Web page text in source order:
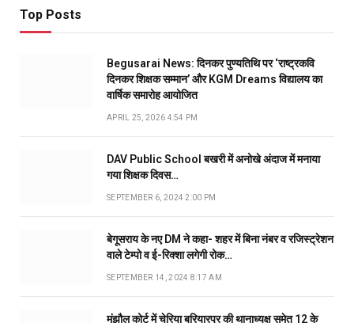
Top Posts
Begusarai News: दिनकर पुण्यतिथि पर ‘राष्ट्रकवि
दिनकर शिक्षक सम्मान’ और KGM Dreams विद्यालय का
वार्षिक समारोह आयोजित
APRIL 25, 2026 4:54 PM
DAV Public School बखरी में अनोखे अंदाज में मनाया
गया शिक्षक दिवस…
SEPTEMBER 6, 2024 2:00 PM
बेगूसराय के नए DM ने कहा- शहर में बिना नंबर व रजिस्ट्रेशन
वाले टेम्पो व ई-रिक्शा लगेगी रोक…
SEPTEMBER 14, 2024 8:17 AM
मंझौल कोर्ट में चेरिया बरियारपुर की थानाध्यक्ष समेत 12 के